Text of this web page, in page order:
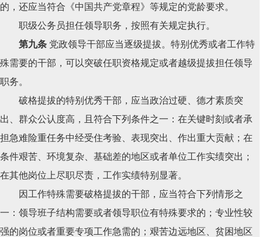
的，还应当符合《中国共产党章程》等规定的党龄要求。
职级公务员担任领导职务，按照有关规定执行。
第九条 党政领导干部应当逐级提拔。特别优秀或者工作特
殊需要的干部，可以突破任职资格规定或者越级提拔担任领导
职务。
破格提拔的特别优秀干部，应当政治过硬、德才素质突
出、群众公认度高，且符合下列条件之一：在关键时刻或者承
担急难险重任务中经受住考验、表现突出、作出重大贡献；在
条件艰苦、环境复杂、基础差的地区或者单位工作实绩突出；
在其他岗位上尽职尽责，工作实绩特别显著。
因工作特殊需要破格提拔的干部，应当符合下列情形之
一：领导班子结构需要或者领导职位有特殊要求的；专业性较
强的岗位或者重要专项工作急需的；艰苦边远地区、贫困地区